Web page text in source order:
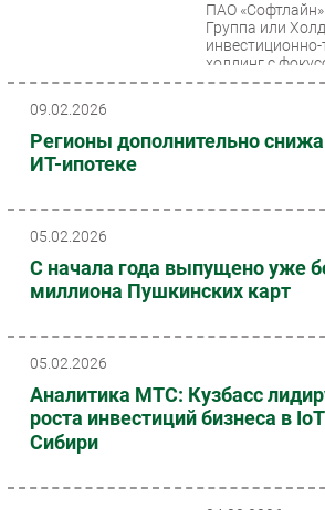
ПАО
Группа или
инвестиционно-
холдинг с
объявляет...
09.02.2026
Регионы дополнительно
ИТ-ипотеке
05.02.2026
С начала года выпущено уже
миллиона Пушкинских карт
05.02.2026
Аналитика МТС: Кузбасс
роста инвестиций бизнеса в
Сибири